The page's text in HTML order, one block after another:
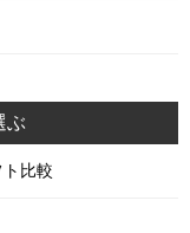
ぶ
比較